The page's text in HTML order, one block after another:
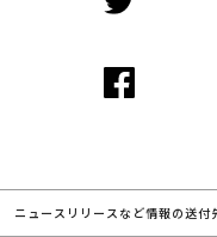
ニュースリリースなど情報の送付